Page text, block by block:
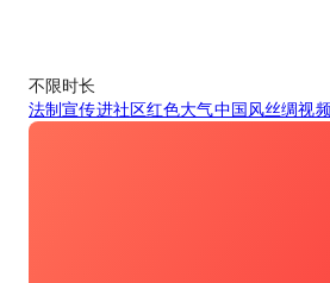
不限时长
法制宣传进社区红色大气中国风丝绸视